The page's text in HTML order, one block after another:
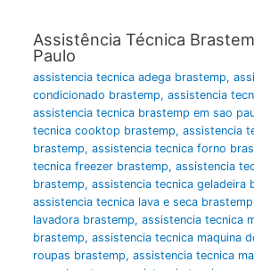
Assistência Técnica
Paulo
assistencia tecnica adega brastemp,
condicionado brastemp, assistencia
assistencia tecnica brastemp em sao
tecnica cooktop brastemp, assistencia
brastemp, assistencia tecnica forno
tecnica freezer brastemp, assistencia
brastemp, assistencia tecnica geladeira
assistencia tecnica lava e seca brastemp
lavadora brastemp, assistencia tecnica
brastemp, assistencia tecnica maquina
roupas brastemp, assistencia tecnica